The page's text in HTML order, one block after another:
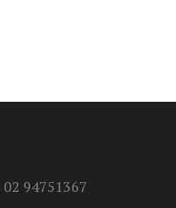
94751367